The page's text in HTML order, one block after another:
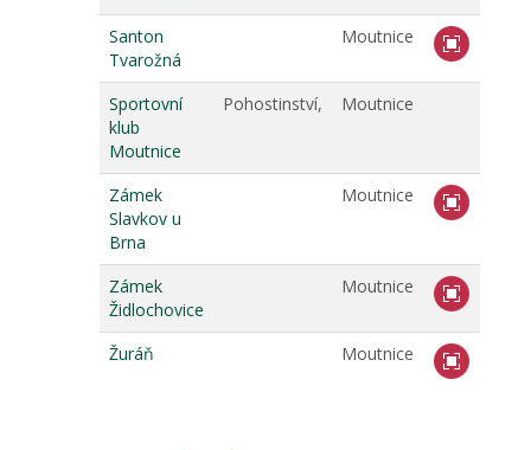
Santon
Tvarožná
Moutnice
Sportovní
klub
Moutnice
Pohostinství, Moutnice
Zámek
Slavkov u
Brna
Moutnice
Zámek
Židlochovice
Moutnice
Žuráň Moutnice